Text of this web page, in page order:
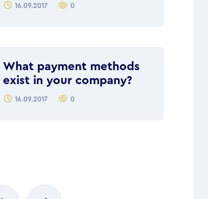
16.09.2017 0
What payment methods
exist in your company?
16.09.2017 0